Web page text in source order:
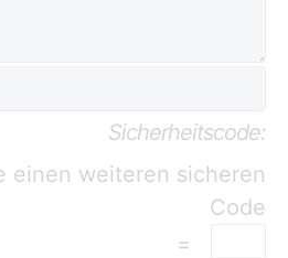
Sicherheitscode:
=